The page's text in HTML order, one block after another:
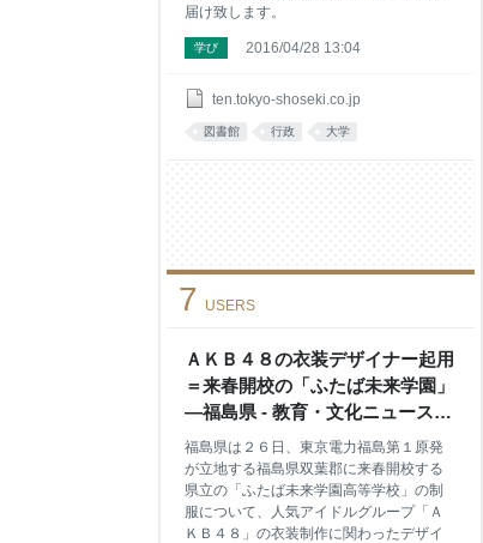
ten.tokyo-shoseki.co.jp
届け致します。
学び 2016/04/28 13:04
図書館 行政 大学
ＡＫＢ４８の衣装デザイナー起用
＝来春開校の「ふたば未来学園」
―福島県 - 教育・文化ニュース
［東書Ｅネット］
7 USERS
福島県は２６日、東京電力福島第１原発
が立地する福島県双葉郡に来春開校する
県立の「ふたば未来学園高等学校」の制
服について、人気アイドルグループ「Ａ
ＫＢ４８」の衣装制作に関わったデザイ